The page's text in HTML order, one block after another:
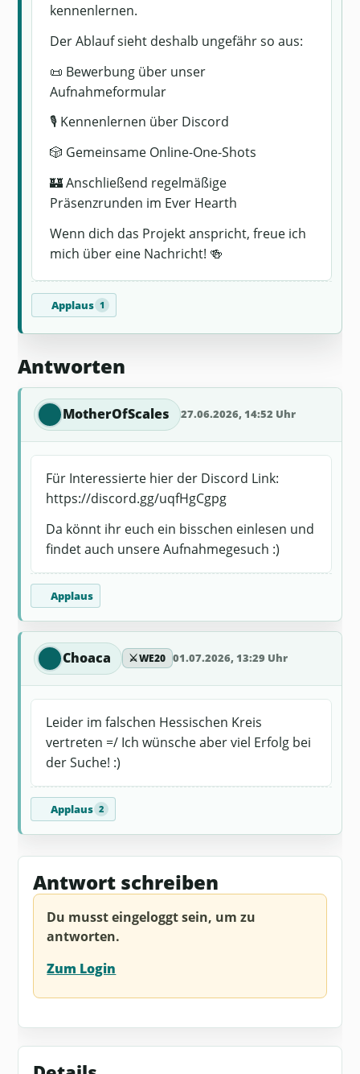
kennenlernen.
Der Ablauf sieht deshalb ungefähr so aus:
📜 Bewerbung über unser
Aufnahmeformular
🎙 Kennenlernen über Discord
🎲 Gemeinsame Online-One-Shots
🏰 Anschließend regelmäßige
Präsenzrunden im Ever Hearth
Wenn dich das Projekt anspricht, freue ich
mich über eine Nachricht! 🍻
Applaus 1
Antworten
MotherOfScales 27.06.2026, 14:52 Uhr
Für Interessierte hier der Discord Link:
https://discord.gg/uqfHgCgpg
Da könnt ihr euch ein bisschen einlesen und
findet auch unsere Aufnahmegesuch :)
Applaus
Choaca ⚔️WE20 01.07.2026, 13:29 Uhr
Leider im falschen Hessischen Kreis
vertreten =/ Ich wünsche aber viel Erfolg bei
der Suche! :)
Applaus 2
Antwort schreiben
Du musst eingeloggt sein, um zu
antworten.
Zum Login